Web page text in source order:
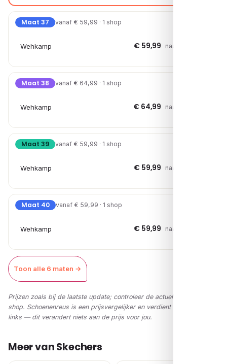
Maat 37 vanaf € 59,99 · 1 shop
Wehkamp € 59,99 naar shop →
Maat 38 vanaf € 64,99 · 1 shop
Wehkamp € 64,99 naar shop →
Maat 39 vanaf € 59,99 · 1 shop
Wehkamp € 59,99 naar shop →
Maat 40 vanaf € 59,99 · 1 shop
Wehkamp € 59,99 naar shop →
Toon alle 6 maten →
Prijzen zoals bij de laatste update; controleer de actuele prijs in de
shop. Schoenenreus is een prijsvergelijker en verdient via affiliate-
links — dit verandert niets aan de prijs voor jou.
Meer van Skechers